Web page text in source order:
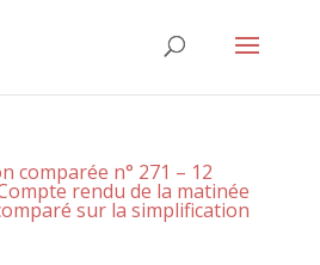
comparée n° 271 – 12
rendu de la matinée
sur la simplification